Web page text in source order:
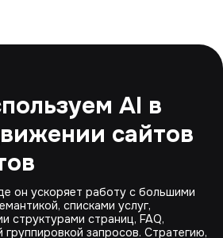
AI в
сайтов
он ускоряет работу с большими
списками услуг,
структурами страниц, FAQ,
запросов. Стратегию,